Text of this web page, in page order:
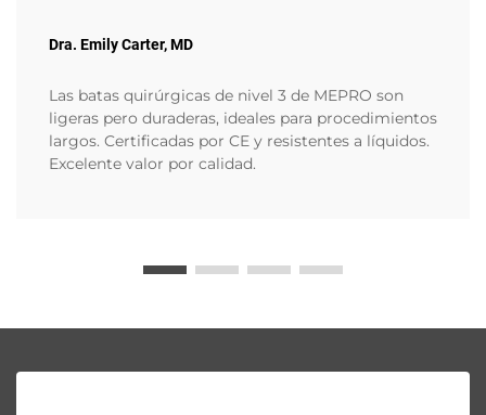
Dra. Emily Carter, MD
Las batas quirúrgicas de nivel 3 de MEPRO son
ligeras pero duraderas, ideales para procedimientos
largos. Certificadas por CE y resistentes a líquidos.
Excelente valor por calidad.